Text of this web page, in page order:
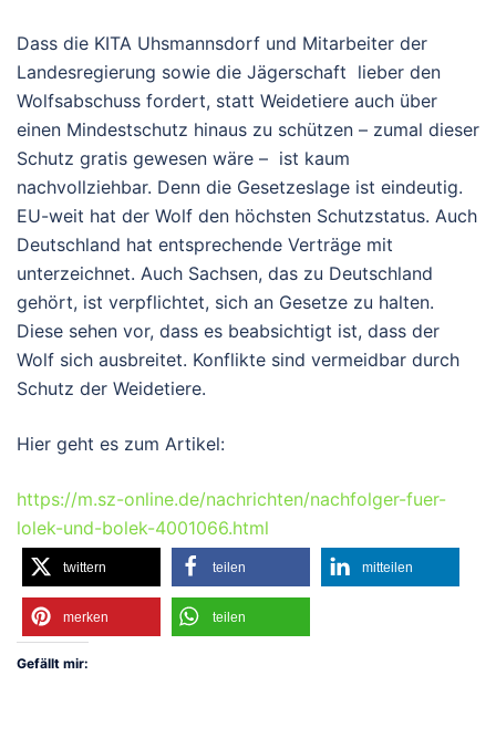
Dass die KITA Uhsmannsdorf und Mitarbeiter der
Landesregierung sowie die Jägerschaft lieber den
Wolfsabschuss fordert, statt Weidetiere auch über
einen Mindestschutz hinaus zu schützen – zumal dieser
Schutz gratis gewesen wäre – ist kaum
nachvollziehbar. Denn die Gesetzeslage ist eindeutig.
EU-weit hat der Wolf den höchsten Schutzstatus. Auch
Deutschland hat entsprechende Verträge mit
unterzeichnet. Auch Sachsen, das zu Deutschland
gehört, ist verpflichtet, sich an Gesetze zu halten.
Diese sehen vor, dass es beabsichtigt ist, dass der
Wolf sich ausbreitet. Konflikte sind vermeidbar durch
Schutz der Weidetiere.
Hier geht es zum Artikel:
https://m.sz-online.de/nachrichten/nachfolger-fuer-
lolek-und-bolek-4001066.html
twittern teilen mitteilen
merken teilen
Gefällt mir: